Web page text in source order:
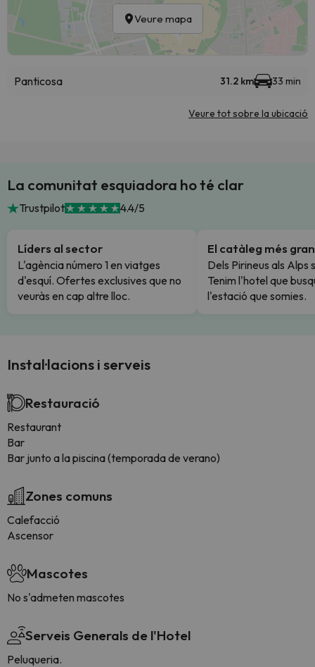
Veure mapa
Panticosa 31.2 km 33 min
Veure tot sobre la ubicació
La comunitat esquiadora ho té clar
Trustpilot 4.4/5
Líders al sector
L'agència número 1 en viatges
d'esquí. Ofertes exclusives que no
veuràs en cap altre lloc.
El catàleg més gran
Dels Pirineus als Alps
Tenim l'hotel que
l'estació que somies.
Instal·lacions i serveis
Restauració
Restaurant
Bar
Bar junto a la piscina (temporada de verano)
Zones comuns
Calefacció
Ascensor
Mascotes
No s'admeten mascotes
Serveis Generals de l'Hotel
Peluqueria.